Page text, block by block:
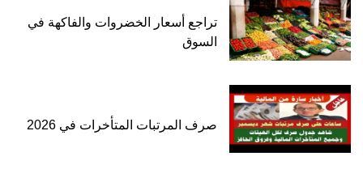
تراجع أسعار الخضروات والفاكهة في
السوق
صرف المرتبات المتأخرات في 2026